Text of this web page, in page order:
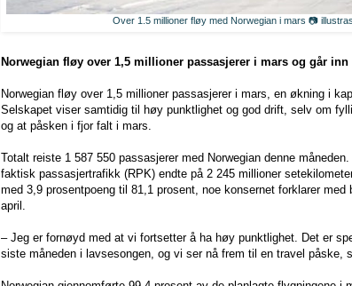
Over 1.5 millioner fløy med Norwegian i mars 📷
Norwegian fløy over 1,5 millioner passasjerer i mars og går
Norwegian fløy over 1,5 millioner passasjerer i mars, en økning i
Selskapet viser samtidig til høy punktlighet og god drift, selv om
og at påsken i fjor falt i mars.
Totalt reiste 1 587 550 passasjerer med Norwegian denne
faktisk passasjertrafikk (RPK) endte på 2 245 millioner
med 3,9 prosentpoeng til 81,1 prosent, noe konsernet forklarer
april.
– Jeg er fornøyd med at vi fortsetter å ha høy punktlighet. Det er
siste måneden i lavsesongen, og vi ser nå frem til en travel påske,